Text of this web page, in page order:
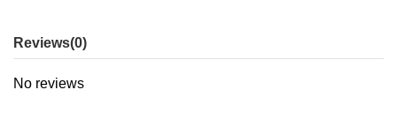
Reviews(0)
No reviews